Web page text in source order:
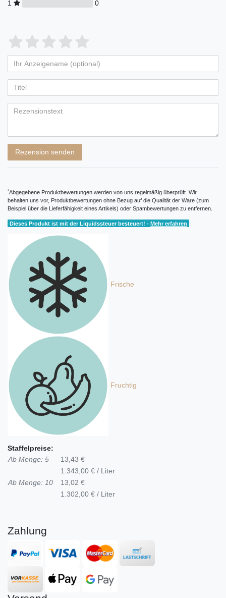
1
0
Bewertungssterne
von
5
Bewertungssternen
4
von
5
Bewertungssternen
3
von
5
Bewertungssternen
2
von
5
Bewertungssternen
1
von
5
Bewertungssternen
Anzeigename
(optional)
Rezension senden
*Abgegebene Produktbewertungen werden von uns regelmäßig überprüft. Wir
behalten uns vor, Produktbewertungen ohne Bezug auf die Qualität der Ware (zum
Beispiel über die Lieferfähigkeit eines Artikels) oder Spambewertungen zu entfernen.
Dieses Produkt ist mit der Liquidssteuer besteuert! -Mehr erfahren
Frische
Fruchtig
Staffelpreise:
Ab Menge: 5
13,43 €
1.343,00 € / Liter
Ab Menge: 10
13,02 €
1.302,00 € / Liter
Zahlung